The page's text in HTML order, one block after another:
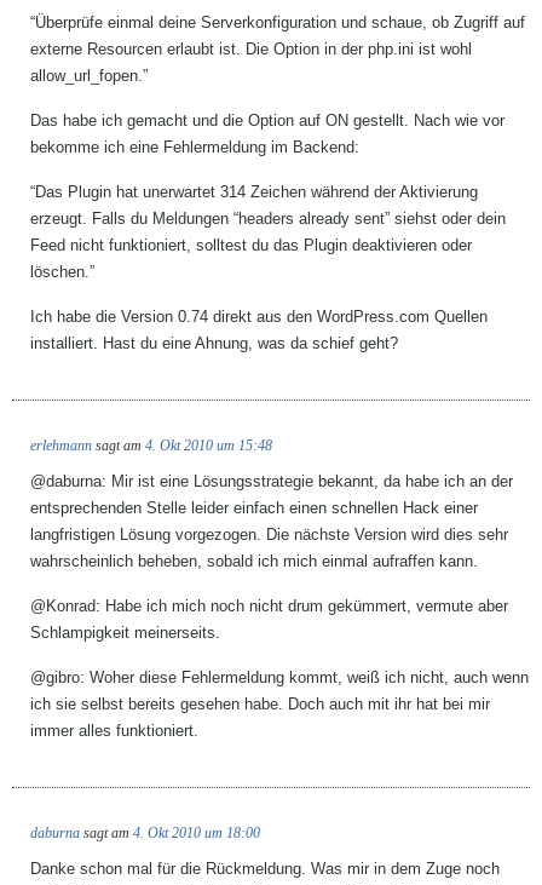
“Überprüfe einmal deine Serverkonfiguration und schaue, ob Zugriff auf
externe Resourcen erlaubt ist. Die Option in der php.ini ist wohl
allow_url_fopen.”
Das habe ich gemacht und die Option auf ON gestellt. Nach wie vor
bekomme ich eine Fehlermeldung im Backend:
“Das Plugin hat unerwartet 314 Zeichen während der Aktivierung
erzeugt. Falls du Meldungen “headers already sent” siehst oder dein
Feed nicht funktioniert, solltest du das Plugin deaktivieren oder
löschen.”
Ich habe die Version 0.74 direkt aus den WordPress.com Quellen
installiert. Hast du eine Ahnung, was da schief geht?
erlehmann sagt am 4. Okt 2010 um 15:48
@daburna: Mir ist eine Lösungsstrategie bekannt, da habe ich an der
entsprechenden Stelle leider einfach einen schnellen Hack einer
langfristigen Lösung vorgezogen. Die nächste Version wird dies sehr
wahrscheinlich beheben, sobald ich mich einmal aufraffen kann.
@Konrad: Habe ich mich noch nicht drum gekümmert, vermute aber
Schlampigkeit meinerseits.
@gibro: Woher diese Fehlermeldung kommt, weiß ich nicht, auch wenn
ich sie selbst bereits gesehen habe. Doch auch mit ihr hat bei mir
immer alles funktioniert.
daburna sagt am 4. Okt 2010 um 18:00
Danke schon mal für die Rückmeldung. Was mir in dem Zuge noch